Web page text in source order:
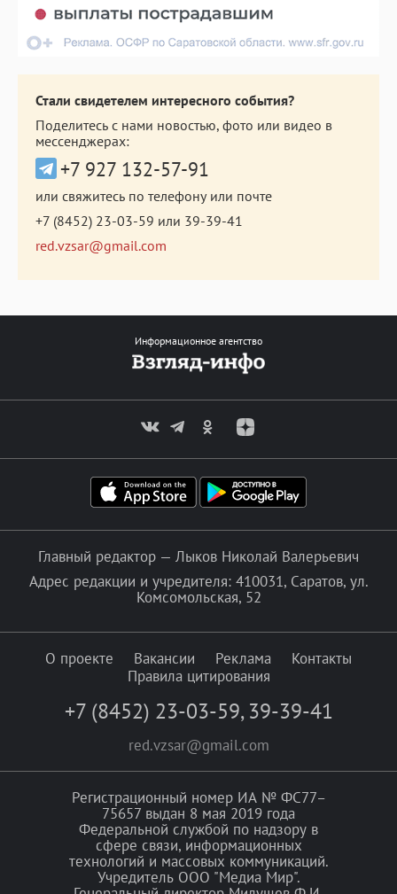
Стали свидетелем интересного события?
Поделитесь с нами новостью, фото или видео в
мессенджерах:
+7 927 132-57-91
или свяжитесь по телефону или почте
+7 (8452) 23-03-59 или 39-39-41
red.vzsar@gmail.com
Информационное агентство
Главный редактор — Лыков Николай Валерьевич
Адрес редакции и учредителя: 410031, Саратов, ул.
Комсомольская, 52
О проекте Вакансии Реклама
Контакты
Правила цитирования
+7 (8452) 23-03-59, 39-39-41
red.vzsar@gmail.com
Регистрационный номер ИА № ФС77–
75657 выдан 8 мая 2019 года
Федеральной службой по надзору в
сфере связи, информационных
технологий и массовых коммуникаций.
Учредитель ООО "Медиа Мир".